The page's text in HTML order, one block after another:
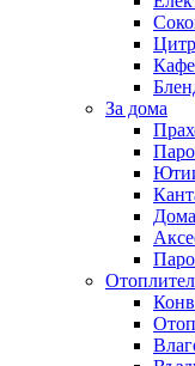
За дома